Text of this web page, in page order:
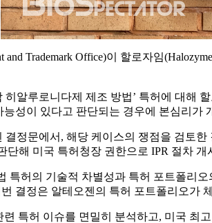
and Trademark Office)이 할로자임
히알루로니다제 제조 방법’ 특허에 대
성이 있다고 판단되는 경우에 본심리가
정문에서, 해당 케이스의 쟁점을 검토
단해 미국 특허청장 권한으로 IPR 절차
특허의 기술적 차별성과 특허 포트폴리
결정은 알테오젠의 특허 포트폴리오가
특허 이슈를 면밀히 분석하고, 미국